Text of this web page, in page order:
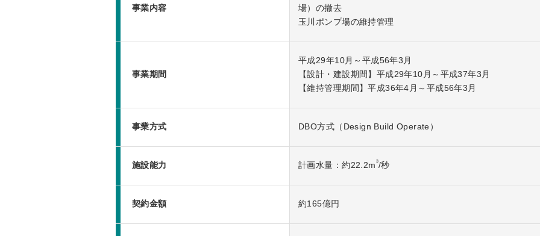
事業内容
場）の撤去
玉川ポンプ場の維持管理
事業期間
平成29年10月～平成56年3月
【設計・建設期間】平成29年10月～平成37年3月
【維持管理期間】平成36年4月～平成56年3月
事業方式 DBO方式（Design Build Operate）
施設能力 計画水量：約22.2m 3/秒
契約金額 約165億円